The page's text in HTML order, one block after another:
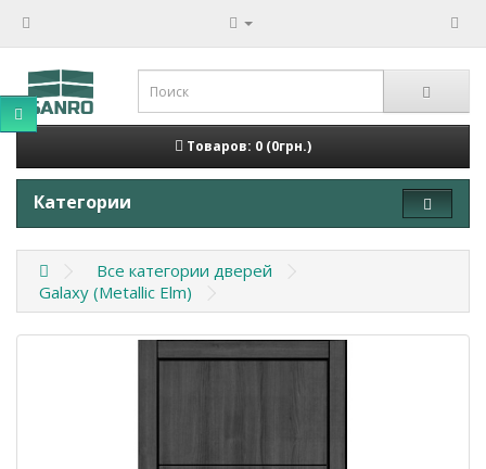
Товаров: 0 (0грн.)
Категории
Все категории дверей
Galaxy (Metallic Elm)